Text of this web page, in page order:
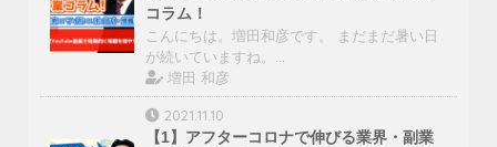
コラム！
こんにちは。増田和彦です。 まだまだ暑い日
が続いていますね。…
増田 和彦
2021.11.10
【1】アフターコロナで伸びる業界・副業